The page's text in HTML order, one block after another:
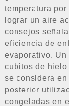
temperatura
lograr un aire
consejos
eficiencia de
evaporativo.
cubitos de hielo
se considera
posterior
congeladas en